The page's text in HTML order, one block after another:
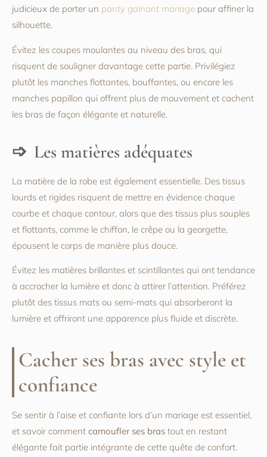
judicieux de porter un panty gainant mariage pour affiner la
silhouette.
Évitez les coupes moulantes au niveau des bras, qui
risquent de souligner davantage cette partie. Privilégiez
plutôt les manches flottantes, bouffantes, ou encore les
manches papillon qui offrent plus de mouvement et cachent
les bras de façon élégante et naturelle.
Les matières adéquates
La matière de la robe est également essentielle. Des tissus
lourds et rigides risquent de mettre en évidence chaque
courbe et chaque contour, alors que des tissus plus souples
et flottants, comme le chiffon, le crêpe ou la georgette,
épousent le corps de manière plus douce.
Évitez les matières brillantes et scintillantes qui ont tendance
à accrocher la lumière et donc à attirer l’attention. Préférez
plutôt des tissus mats ou semi-mats qui absorberont la
lumière et offriront une apparence plus fluide et discrète.
Cacher ses bras avec style et
confiance
Se sentir à l’aise et confiante lors d’un mariage est essentiel,
et savoir comment camoufler ses bras tout en restant
élégante fait partie intégrante de cette quête de confort.